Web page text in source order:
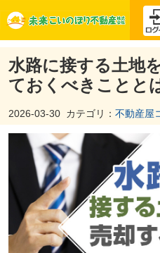
水路に接する土地
ておくべきことと
2026-03-30 カテゴリ： 不動産屋